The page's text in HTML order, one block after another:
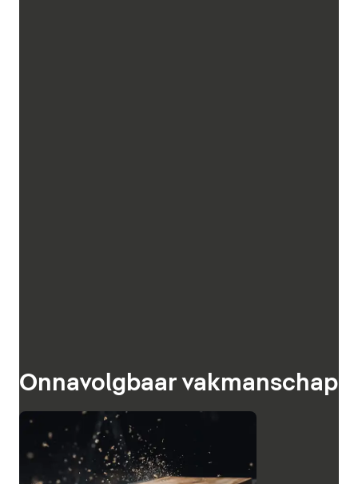
Onnavolgbaar vakmanschap